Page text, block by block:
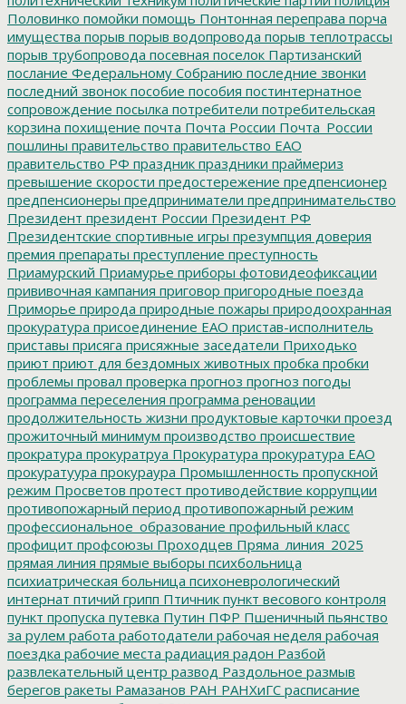
Половинко помойки помощь Понтонная переправа порча
имущества порыв порыв водопровода порыв теплотрассы
порыв трубопровода посевная поселок Партизанский
послание Федеральному Собранию последние звонки
последний звонок пособие пособия постинтернатное
сопровождение посылка потребители потребительская
корзина похищение почта Почта России Почта_России
пошлины правительство правительство ЕАО
правительство РФ праздник праздники праймериз
превышение скорости предостережение предпенсионер
предпенсионеры предприниматели предпринимательство
Президент президент России Президент РФ
Президентские спортивные игры презумпция доверия
премия препараты преступление преступность
Приамурский Приамурье приборы фотовидеофиксации
прививочная кампания приговор пригородные поезда
Приморье природа природные пожары природоохранная
прокуратура присоединение ЕАО пристав-исполнитель
приставы присяга присяжные заседатели Приходько
приют приют для бездомных животных пробка пробки
проблемы провал проверка прогноз прогноз погоды
программа переселения программа реновации
продолжительность жизни продуктовые карточки проезд
прожиточный минимум производство происшествие
прократура прокуратруа Прокуратура прокуратура ЕАО
прокуратуура прокураура Промышленность пропускной
режим Просветов протест противодействие коррупции
противопожарный период противопожарный режим
профессиональное_образование профильный класс
профицит профсоюзы Проходцев Пряма_линия_2025
прямая линия прямые выборы психбольница
психиатрическая больница психоневрологический
интернат птичий грипп Птичник пункт весового контроля
пункт пропуска путевка Путин ПФР Пшеничный пьянство
за рулем работа работодатели рабочая неделя рабочая
поездка рабочие места радиация радон Разбой
развлекательный центр развод Раздольное размыв
берегов ракеты Рамазанов РАН РАНХиГС расписание